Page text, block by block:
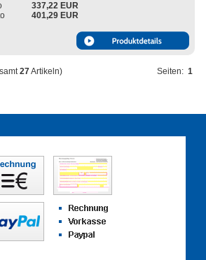
337,22 EUR
401,29 EUR
27Artikeln) Seiten: 1